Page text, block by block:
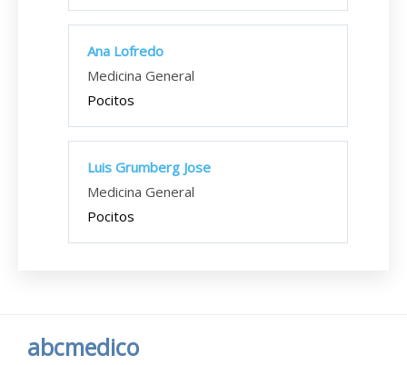
Ana Lofredo
Medicina General
Pocitos
Luis Grumberg Jose
Medicina General
Pocitos
abcmedico